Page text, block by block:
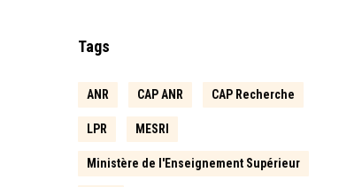
Tags
ANR CAP ANR CAP Recherche
LPR MESRI
Ministère de l'Enseignement Supérieur